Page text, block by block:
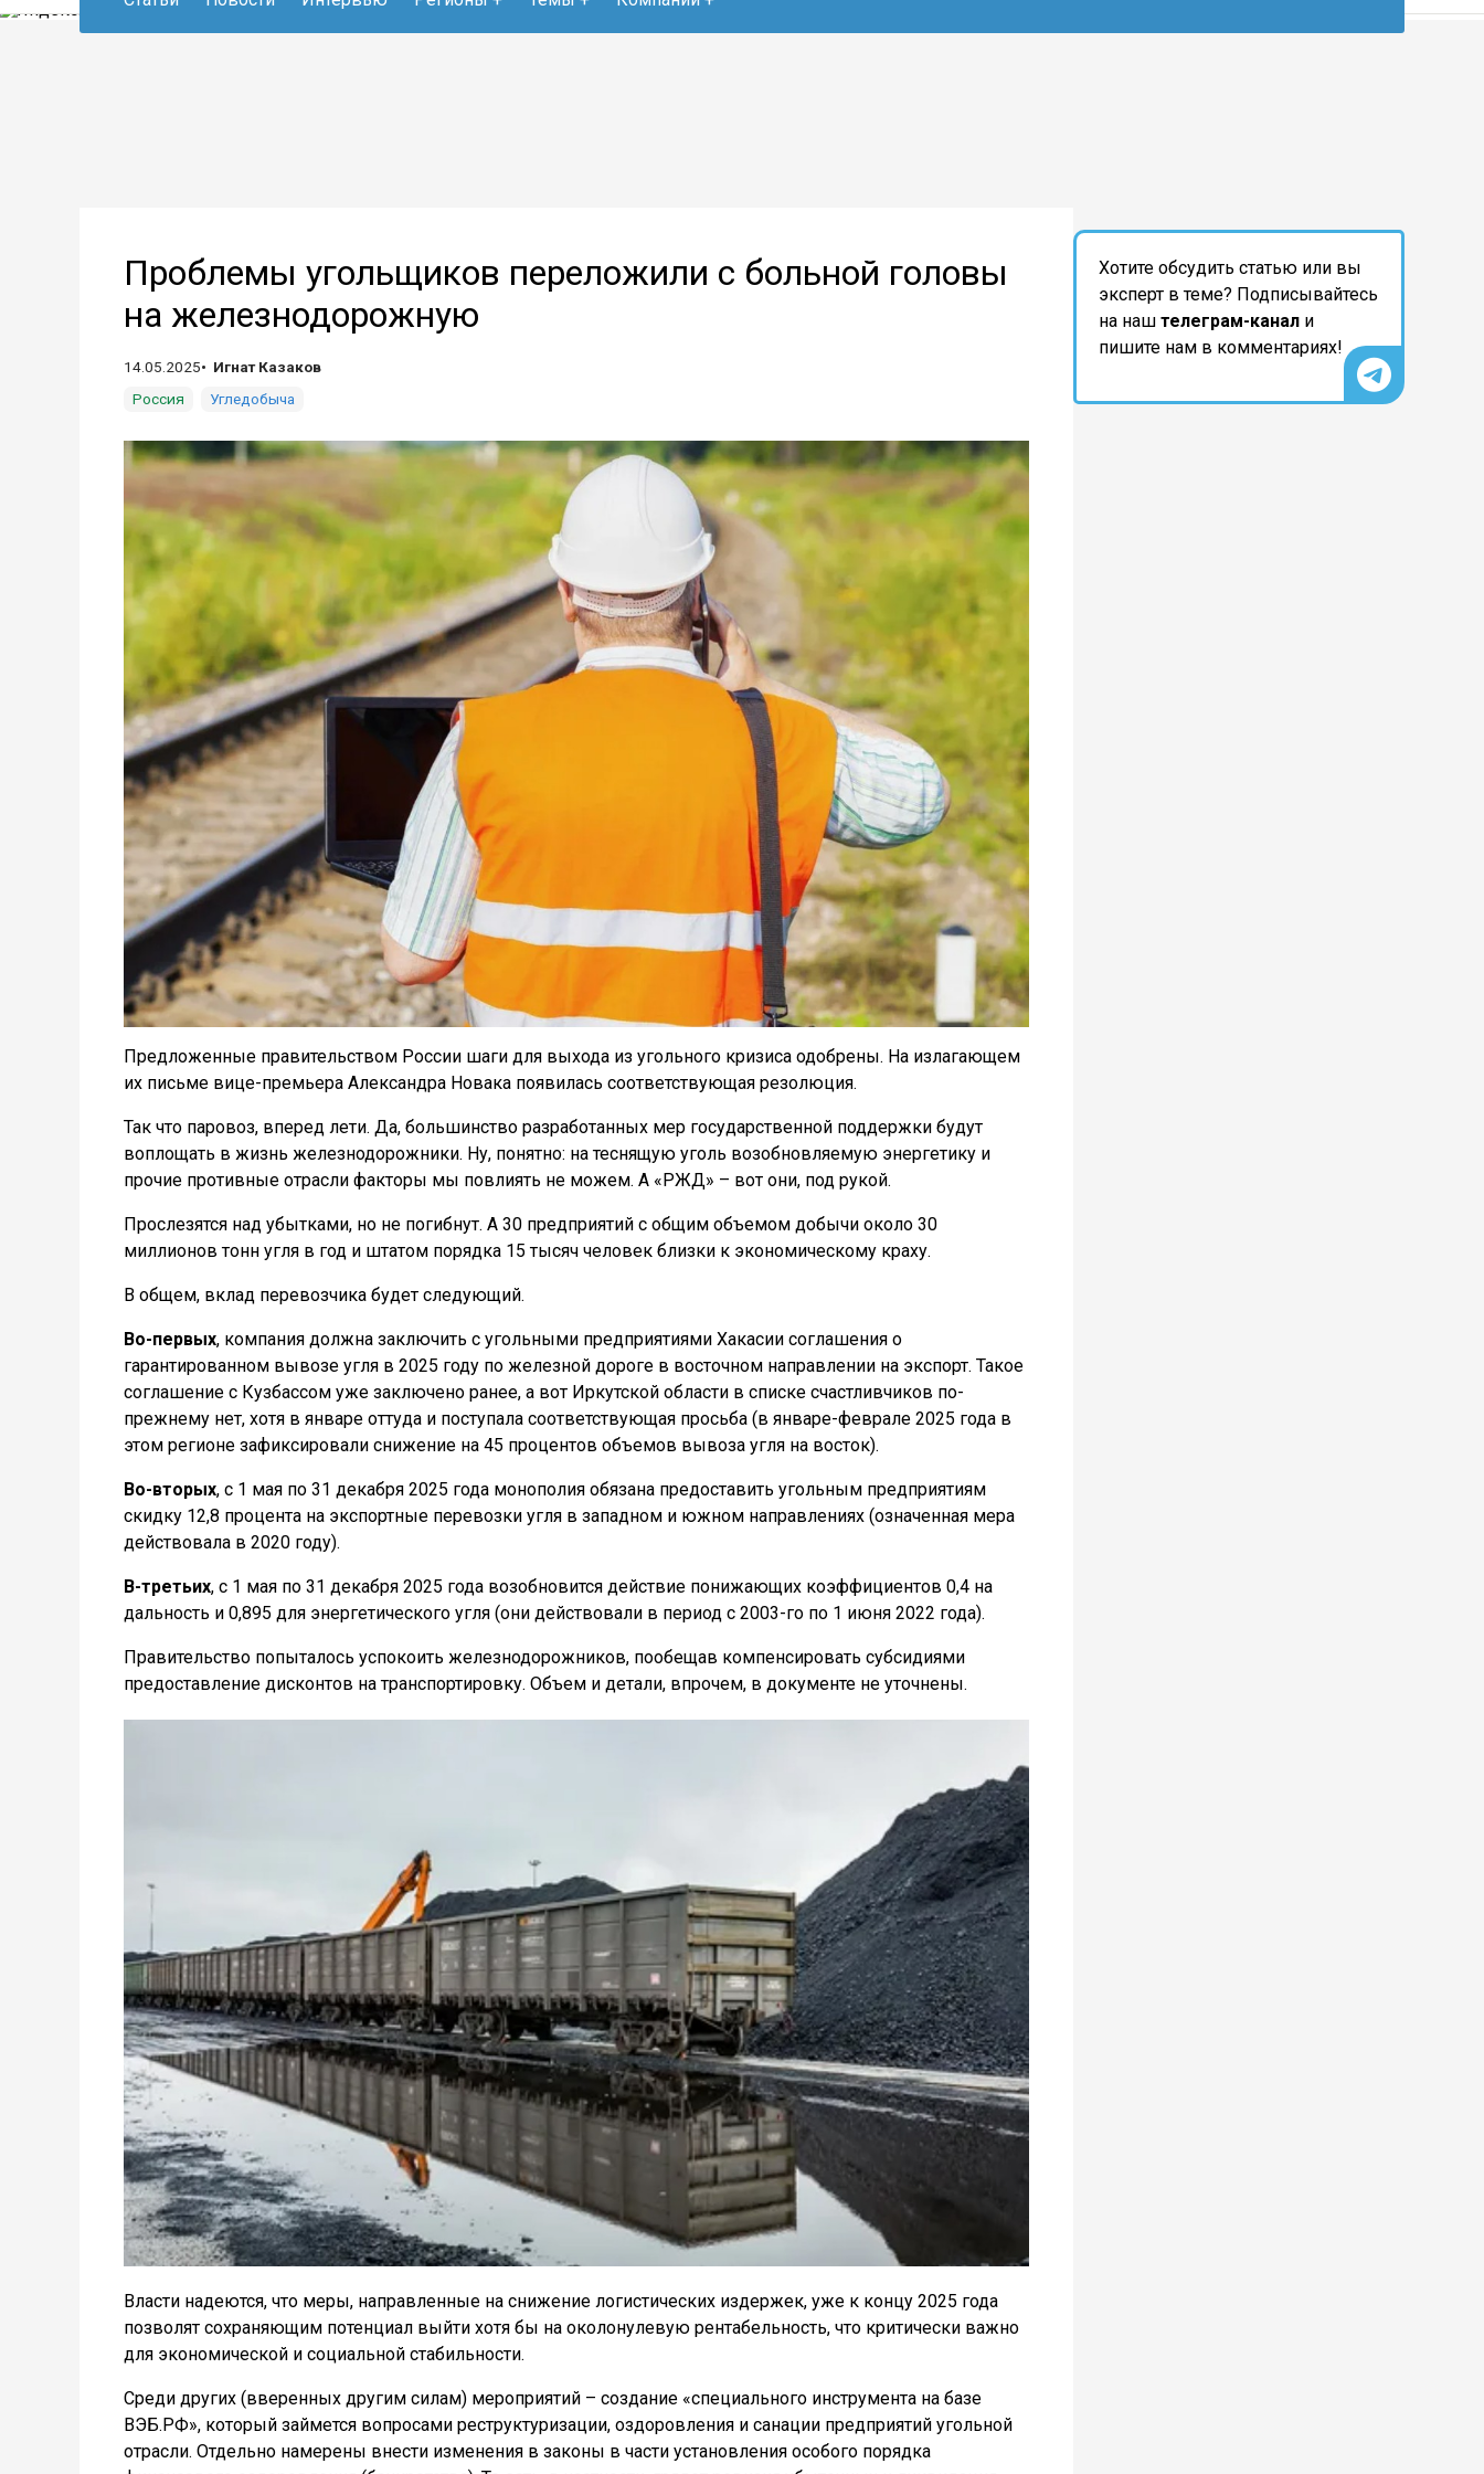
Проблемы угольщиков переложили с больной головы
на железнодорожную
14.05.2025
Игнат Казаков
Россия
Угледобыча
Предложенные правительством России шаги для выхода из угольного кризиса одобрены. На излагающем
их письме вице-премьера Александра Новака появилась соответствующая резолюция.
Так что паровоз, вперед лети. Да, большинство разработанных мер государственной поддержки будут
воплощать в жизнь железнодорожники. Ну, понятно: на теснящую уголь возобновляемую энергетику и
прочие противные отрасли факторы мы повлиять не можем. А «РЖД» – вот они, под рукой.
Прослезятся над убытками, но не погибнут. А 30 предприятий с общим объемом добычи около 30
миллионов тонн угля в год и штатом порядка 15 тысяч человек близки к экономическому краху.
В общем, вклад перевозчика будет следующий.
Во-первых, компания должна заключить с угольными предприятиями Хакасии соглашения о
гарантированном вывозе угля в 2025 году по железной дороге в восточном направлении на экспорт. Такое
соглашение с Кузбассом уже заключено ранее, а вот Иркутской области в списке счастливчиков по-
прежнему нет, хотя в январе оттуда и поступала соответствующая просьба (в январе-феврале 2025 года в
этом регионе зафиксировали снижение на 45 процентов объемов вывоза угля на восток).
Во-вторых, с 1 мая по 31 декабря 2025 года монополия обязана предоставить угольным предприятиям
скидку 12,8 процента на экспортные перевозки угля в западном и южном направлениях (означенная мера
действовала в 2020 году).
В-третьих, с 1 мая по 31 декабря 2025 года возобновится действие понижающих коэффициентов 0,4 на
дальность и 0,895 для энергетического угля (они действовали в период с 2003-го по 1 июня 2022 года).
Правительство попыталось успокоить железнодорожников, пообещав компенсировать субсидиями
предоставление дисконтов на транспортировку. Объем и детали, впрочем, в документе не уточнены.
Власти надеются, что меры, направленные на снижение логистических издержек, уже к концу 2025 года
позволят сохраняющим потенциал выйти хотя бы на околонулевую рентабельность, что критически важно
для экономической и социальной стабильности.
Среди других (вверенных другим силам) мероприятий – создание «специального инструмента на базе
ВЭБ.РФ», который займется вопросами реструктуризации, оздоровления и санации предприятий угольной
отрасли. Отдельно намерены внести изменения в законы в части установления особого порядка
Хотите обсудить статью или вы
эксперт в теме? Подписывайтесь
на наш телеграм-канал и
пишите нам в комментариях!